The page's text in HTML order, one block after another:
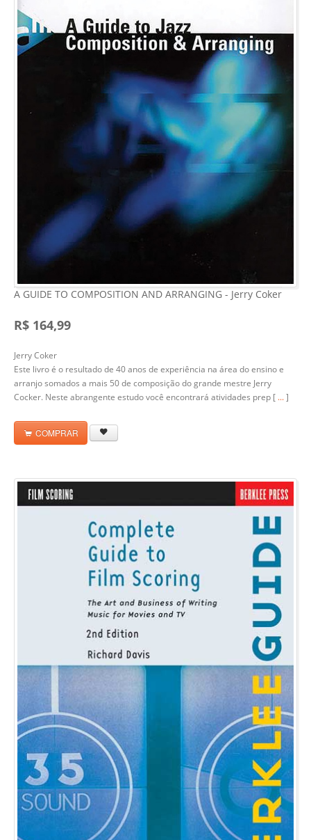
A GUIDE TO COMPOSITION AND ARRANGING - Jerry Coker
R$ 164,99
Jerry Coker
Este livro é o resultado de 40 anos de experiência na área do ensino e
arranjo somados a mais 50 de composição do grande mestre Jerry
Cocker. Neste abrangente estudo você encontrará atividades prep [ ...]
COMPRAR